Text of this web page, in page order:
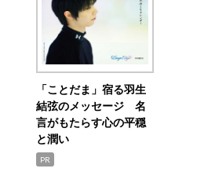
「ことだま」宿る羽生
結弦のメッセージ 名
言がもたらす心の平穏
と潤い
PR